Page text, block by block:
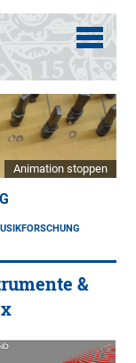
Animation stoppen
&